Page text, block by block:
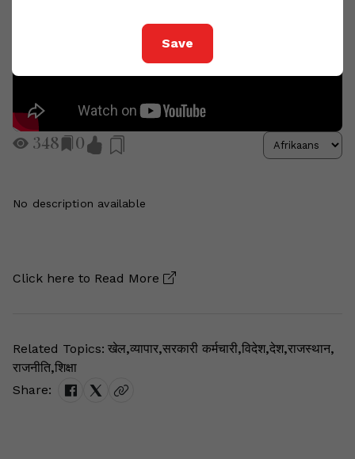
Save
348 0
No description available
Click here to Read More
Related Topics: खेल,व्यापार,सरकारी कर्मचारी,विदेश,देश,राजस्थान,
राजनीति,शिक्षा
Share: